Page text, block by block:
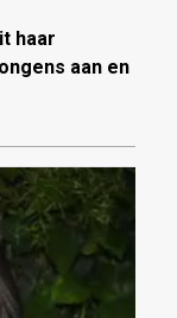
haar
aan en